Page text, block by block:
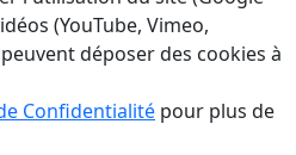
(YouTube, Vimeo,
déposer des cookies à
Confidentialité pour plus de